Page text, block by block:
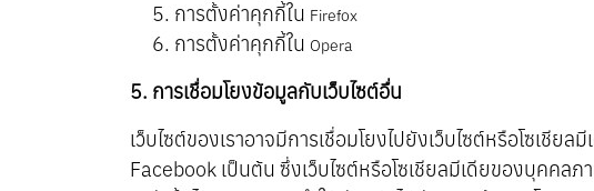
การตั้งค่าคุกกี้ใน Firefox
การตั้งค่าคุกกี้ใน Opera
5. การเชื่อมโยงข้อมูลกับเว็บไซต์อื่น
เว็บไซต์ของเราอาจมีการเชื่อมโยงไปยังเว็บไซต์หรือโซเชี
Facebook เป็นต้น ซึ่งเว็บไซต์หรือโซเชียลมีเดียของบุคค